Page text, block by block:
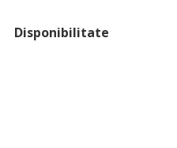
Disponibilitate